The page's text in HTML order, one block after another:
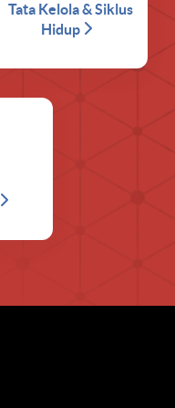
Tata Kelola & Siklus
Hidup